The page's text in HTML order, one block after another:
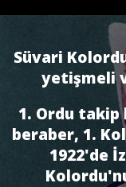
Süvari
yetişmeli
1. Ordu takip
beraber, 1.
1922'de